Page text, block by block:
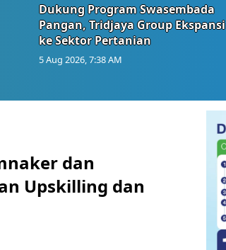
Dukung Program Swasembada
Pangan, Tridjaya Group Ekspansi
ke Sektor Pertanian
5 Aug 2026, 7:38 AM
dan
Upskilling dan